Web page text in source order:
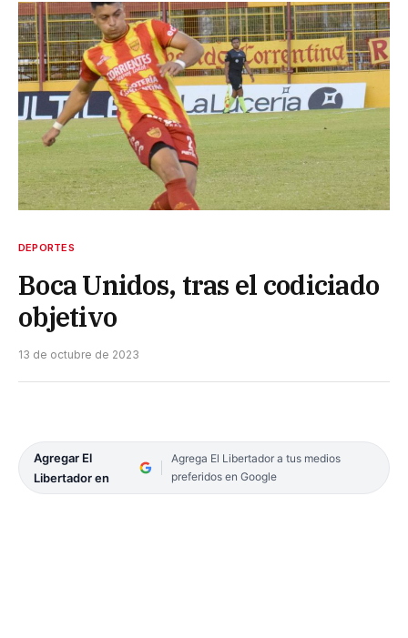
DEPORTES
Boca Unidos, tras el codiciado
objetivo
13 de octubre de 2023
Agregar El
Libertador en
Agrega El Libertador a tus medios
preferidos en Google